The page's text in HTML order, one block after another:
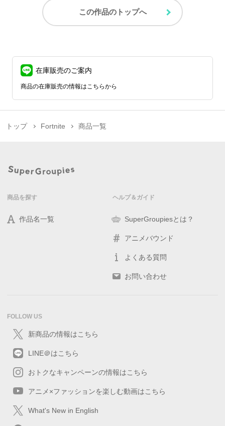
この作品のトップへ
在庫販売のご案内
商品の在庫販売の情報はこちらから
トップ Fortnite 商品一覧
商品を探す
作品名一覧
ヘルプ＆ガイド
SuperGroupiesとは？
アニメバウンド
よくある質問
お問い合わせ
FOLLOW US
新商品の情報はこちら
LINE＠はこちら
おトクなキャンペーンの情報はこちら
アニメ×ファッションを楽しむ動画はこちら
What's New in English